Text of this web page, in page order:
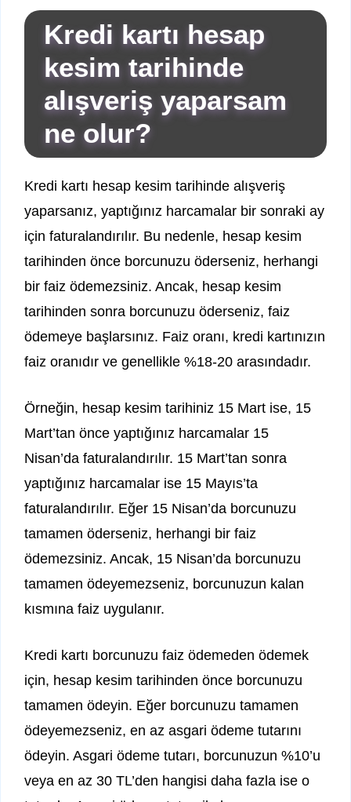
Kredi kartı hesap
kesim tarihinde
alışveriş yaparsam
ne olur?
Kredi kartı hesap kesim tarihinde alışveriş
yaparsanız, yaptığınız harcamalar bir sonraki ay
için faturalandırılır. Bu nedenle, hesap kesim
tarihinden önce borcunuzu öderseniz, herhangi
bir faiz ödemezsiniz. Ancak, hesap kesim
tarihinden sonra borcunuzu öderseniz, faiz
ödemeye başlarsınız. Faiz oranı, kredi kartınızın
faiz oranıdır ve genellikle %18-20 arasındadır.
Örneğin, hesap kesim tarihiniz 15 Mart ise, 15
Mart’tan önce yaptığınız harcamalar 15
Nisan’da faturalandırılır. 15 Mart’tan sonra
yaptığınız harcamalar ise 15 Mayıs’ta
faturalandırılır. Eğer 15 Nisan’da borcunuzu
tamamen öderseniz, herhangi bir faiz
ödemezsiniz. Ancak, 15 Nisan’da borcunuzu
tamamen ödeyemezseniz, borcunuzun kalan
kısmına faiz uygulanır.
Kredi kartı borcunuzu faiz ödemeden ödemek
için, hesap kesim tarihinden önce borcunuzu
tamamen ödeyin. Eğer borcunuzu tamamen
ödeyemezseniz, en az asgari ödeme tutarını
ödeyin. Asgari ödeme tutarı, borcunuzun %10’u
veya en az 30 TL’den hangisi daha fazla ise o